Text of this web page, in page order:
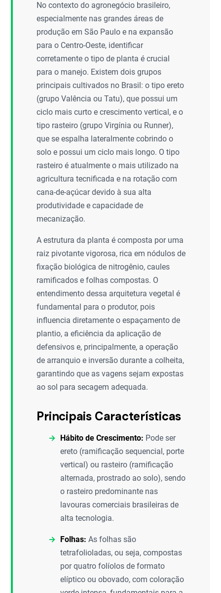
No contexto do agronegócio brasileiro,
especialmente nas grandes áreas de
produção em São Paulo e na expansão
para o Centro-Oeste, identificar
corretamente o tipo de planta é crucial
para o manejo. Existem dois grupos
principais cultivados no Brasil: o tipo ereto
(grupo Valência ou Tatu), que possui um
ciclo mais curto e crescimento vertical, e o
tipo rasteiro (grupo Virgínia ou Runner),
que se espalha lateralmente cobrindo o
solo e possui um ciclo mais longo. O tipo
rasteiro é atualmente o mais utilizado na
agricultura tecnificada e na rotação com
cana-de-açúcar devido à sua alta
produtividade e capacidade de
mecanização.
A estrutura da planta é composta por uma
raiz pivotante vigorosa, rica em nódulos de
fixação biológica de nitrogênio, caules
ramificados e folhas compostas. O
entendimento dessa arquitetura vegetal é
fundamental para o produtor, pois
influencia diretamente o espaçamento de
plantio, a eficiência da aplicação de
defensivos e, principalmente, a operação
de arranquio e inversão durante a colheita,
garantindo que as vagens sejam expostas
ao sol para secagem adequada.
Principais Características
Hábito de Crescimento: Pode ser
ereto (ramificação sequencial, porte
vertical) ou rasteiro (ramificação
alternada, prostrado ao solo), sendo
o rasteiro predominante nas
lavouras comerciais brasileiras de
alta tecnologia.
Folhas: As folhas são
tetrafolioladas, ou seja, compostas
por quatro folíolos de formato
elíptico ou obovado, com coloração